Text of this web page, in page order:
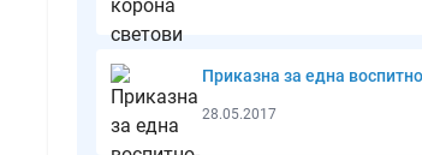
Приказна за една
28.05.2017